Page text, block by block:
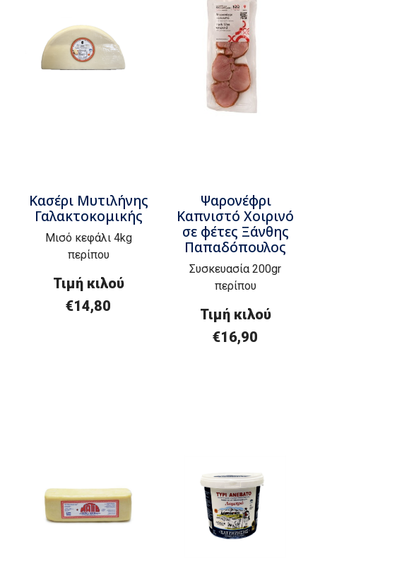
Κασέρι Μυτιλήνης
Γαλακτοκομικής
Μισό κεφάλι 4kg
περίπου
Τιμή κιλού
€14,80
Ψαρονέφρι
Καπνιστό Χοιρινό
σε φέτες Ξάνθης
Παπαδόπουλος
Συσκευασία 200gr
περίπου
Τιμή κιλού
€16,90